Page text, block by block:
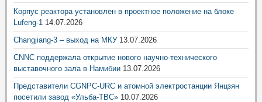
Корпус реактора установлен в проектное положение на блоке
Lufeng-1 14.07.2026
Changjiang-3 – выход на МКУ 13.07.2026
CNNC поддержала открытие нового научно-технического
выставочного зала в Намибии 13.07.2026
Представители CGNPC-URC и атомной электростанции Янцзян
посетили завод «Ульба-ТВС» 10.07.2026